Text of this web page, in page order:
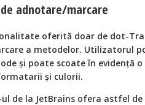
adnotare/marcare
oferită doar de dot-
a metodelor. Utilizatorul
şi poate scoate în evidență
şi culorii.
de la JetBrains ofera astfel